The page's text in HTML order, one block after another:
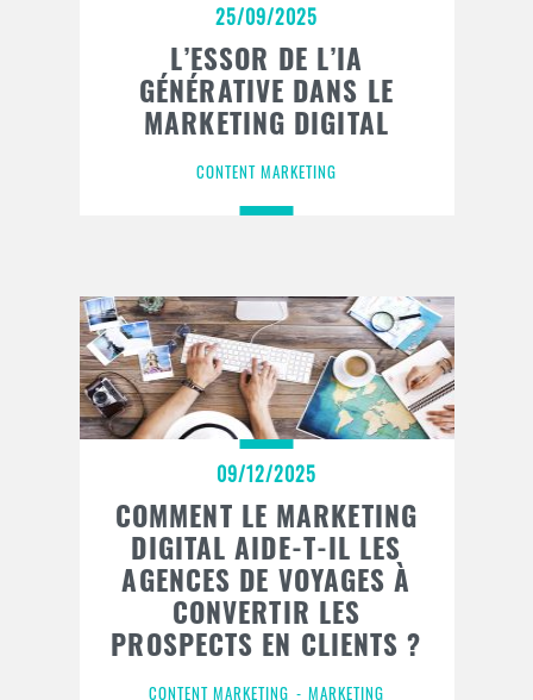
25/09/2025
L’ESSOR DE L’IA
GÉNÉRATIVE DANS LE
MARKETING DIGITAL
CONTENT MARKETING
09/12/2025
COMMENT LE MARKETING
DIGITAL AIDE-T-IL LES
AGENCES DE VOYAGES À
CONVERTIR LES
PROSPECTS EN CLIENTS ?
CONTENT MARKETING MARKETING